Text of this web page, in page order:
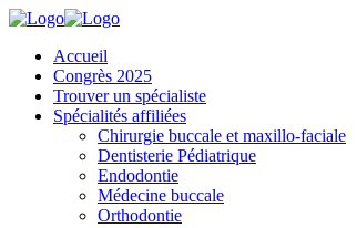
Accueil
Congrès 2025
Trouver un spécialiste
Spécialités affiliées
Chirurgie buccale et maxillo-faciale
Dentisterie Pédiatrique
Endodontie
Médecine buccale
Orthodontie